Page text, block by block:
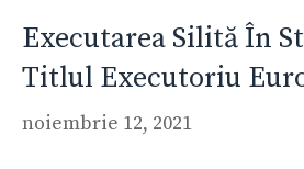
Executarea Silită În
Titlul Executoriu
noiembrie 12, 2021